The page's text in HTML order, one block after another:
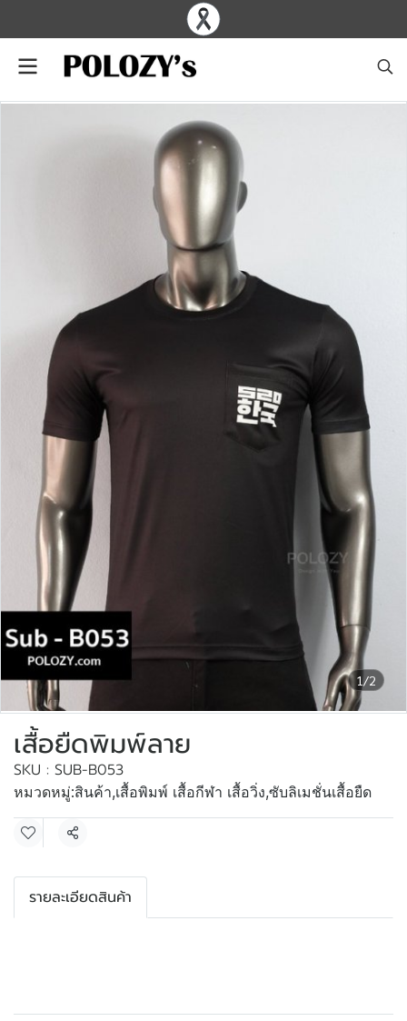
1/2
เสื้อยืดพิมพ์ลาย
SKU : SUB-B053
หมวดหมู่:สินค้า,เสื้อพิมพ์ เสื้อกีฬา เสื้อวิ่ง,ซับลิเมชั่นเสื้อยืด
แชร์
รายละเอียดสินค้า